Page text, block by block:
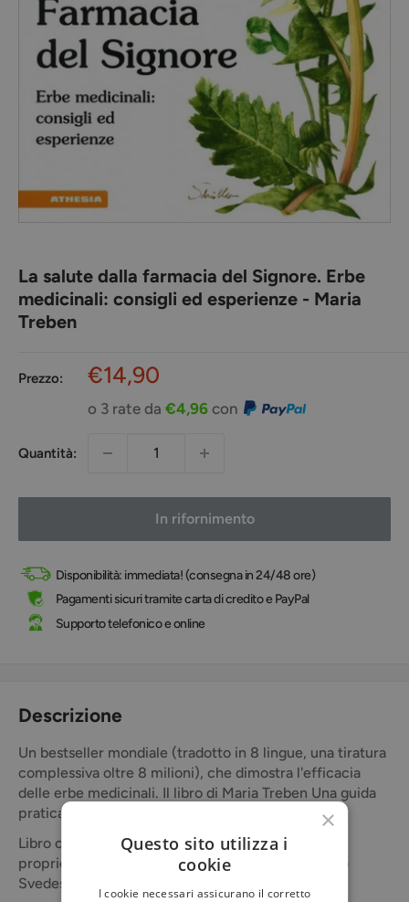
La salute dalla farmacia del Signore. Erbe
medicinali: consigli ed esperienze - Maria
Treben
Prezzo:
Prezzo
scontato
€14,90
o 3 rate da €4,96 con
Quantità:
In rifornimento
Disponibilità: immediata! (consegna in 24/48 ore)
Pagamenti sicuri tramite carta di credito e PayPal
Supporto telefonico e online
Descrizione
Un bestseller mondiale (tradotto in 8 lingue, una tiratura
complessiva oltre 8 milioni), che dimostra l'efficacia
delle erbe medicinali. Il libro di Maria Treben Una guida
pratica per la cura della propria salute.
Libro con la ricetta, la storia, le caratteristiche e le
proprietà ed indicazioni sull'uso del Piccolo Amaro
Svedese.
×
Questo sito utilizza i
cookie
I cookie necessari assicurano il corretto